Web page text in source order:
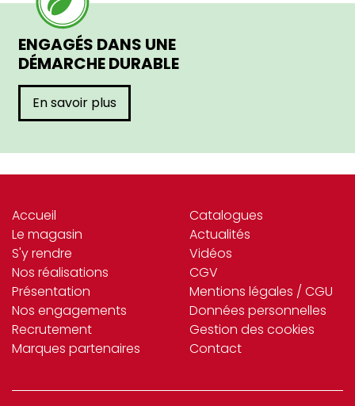
ENGAGÉS DANS UNE
DÉMARCHE DURABLE
En savoir plus
Accueil
Le magasin
S'y rendre
Nos réalisations
Présentation
Nos engagements
Recrutement
Marques partenaires
Catalogues
Actualités
Vidéos
CGV
Mentions légales / CGU
Données personnelles
Gestion des cookies
Contact